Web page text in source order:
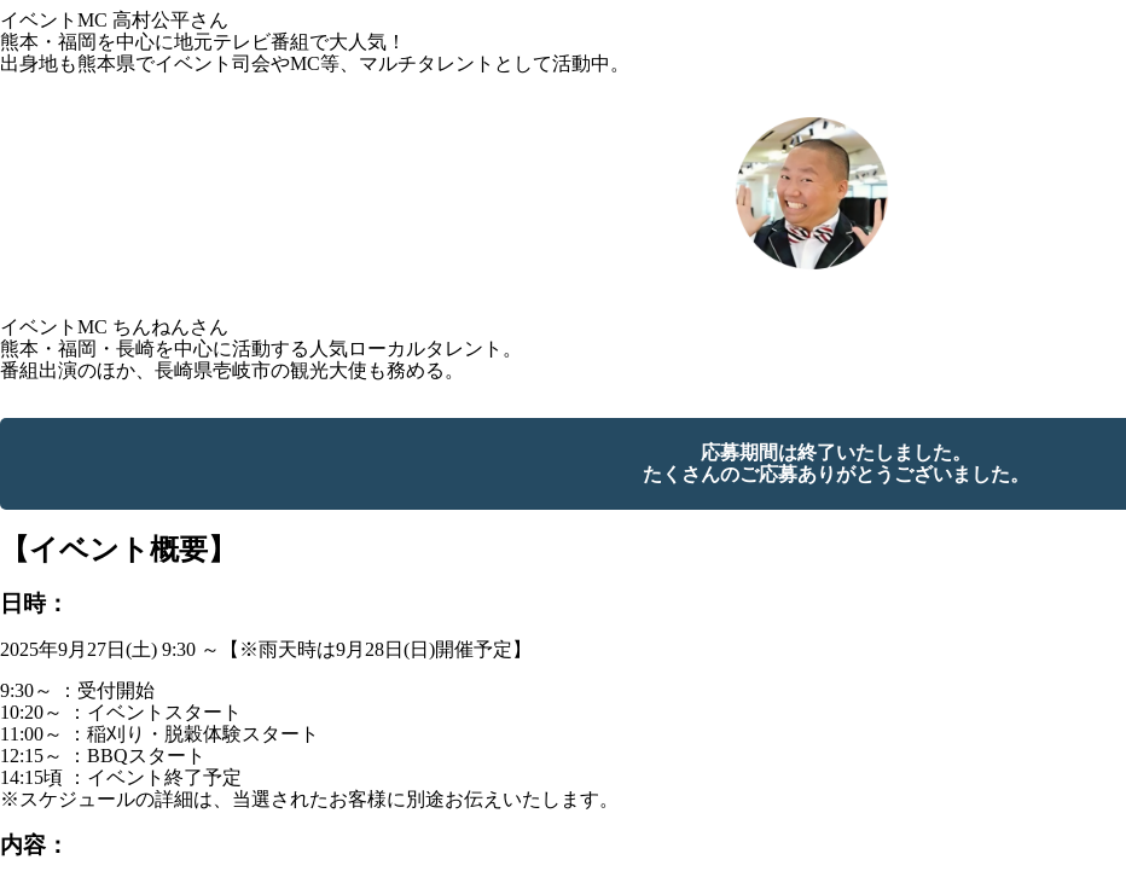
イベントMC 高村公平さん
熊本・福岡を中心に地元テレビ番組で大人気！
出身地も熊本県でイベント司会やMC等、マルチタレントとして活動中。
イベントMC ちんねんさん
熊本・福岡・長崎を中心に活動する人気ローカルタレント。
番組出演のほか、長崎県壱岐市の観光大使も務める。
応募期間は終了いたしました。
たくさんのご応募ありがとうございました。
【イベント概要】
日時：
2025年9月27日(土) 9:30 ～【※雨天時は9月28日(日)開催予定】
9:30～ ：受付開始
10:20～ ：イベントスタート
11:00～ ：稲刈り・脱穀体験スタート
12:15～ ：BBQスタート
14:15頃 ：イベント終了予定
※スケジュールの詳細は、当選されたお客様に別途お伝えいたします。
内容：